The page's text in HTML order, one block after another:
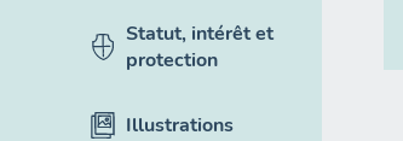
Statut, intérêt et
protection
Illustrations